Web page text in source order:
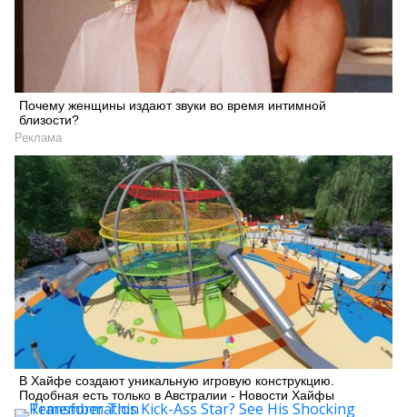
Почему женщины издают звуки во время интимной
близости?
Реклама
В Хайфе создают уникальную игровую конструкцию.
Подобная есть только в Австралии - Новости Хайфы